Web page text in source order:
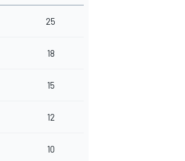
25
18
15
12
10